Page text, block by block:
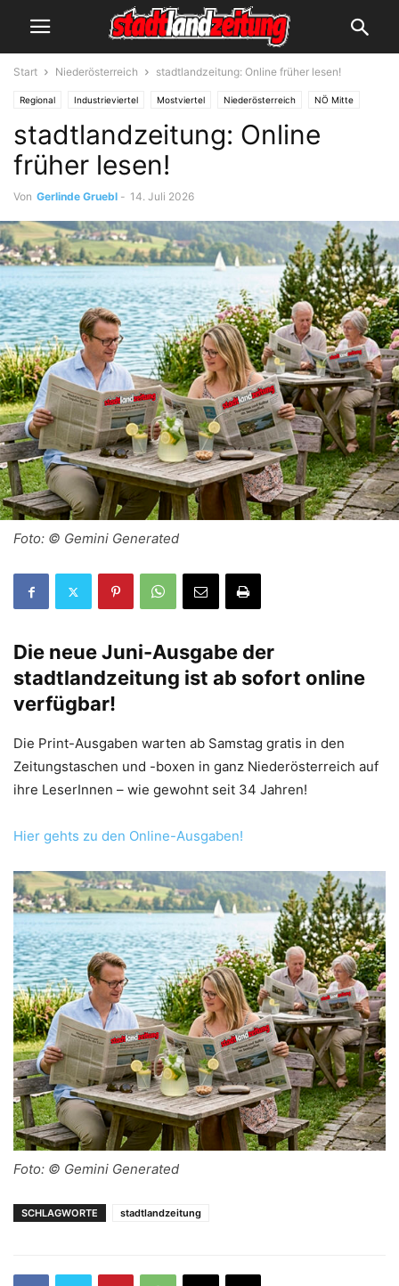
Start Niederösterreich stadtlandzeitung: Online früher lesen!
Regional Industrieviertel Mostviertel Niederösterreich NÖ Mitte
Waldviertel Weinviertel
stadtlandzeitung: Online
früher lesen!
Von Gerlinde Gruebl - 14. Juli 2026
Foto: © Gemini Generated
Die neue Juni-Ausgabe der
stadtlandzeitung ist ab sofort online
verfügbar!
Die Print-Ausgaben warten ab Samstag gratis in den
Zeitungstaschen und -boxen in ganz Niederösterreich auf
ihre LeserInnen – wie gewohnt seit 34 Jahren!
Hier gehts zu den Online-Ausgaben!
Foto: © Gemini Generated
SCHLAGWORTE stadtlandzeitung